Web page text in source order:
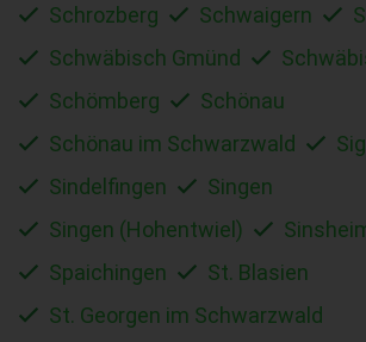
Schrozberg
Schwaigern
Schwäbisch Gmünd
Schömberg
Schönau
Schönau im Schwarzwald
Sindelfingen
Singen
Singen (Hohentwiel)
Spaichingen
St. Blasien
St. Georgen im Schwarzwald